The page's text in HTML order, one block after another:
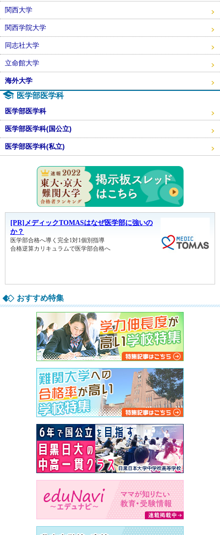
関西大学
関西学院大学
同志社大学
立命館大学
海外大学
医学部医学科
医学部医学科
医学部医学科(国公立)
医学部医学科(私立)
おすすめ特集